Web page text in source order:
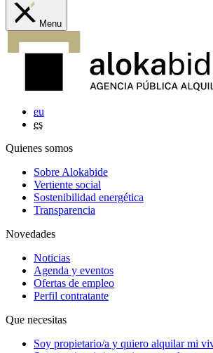
Menu
eu
es
Quienes somos
Sobre Alokabide
Vertiente social
Sostenibilidad energética
Transparencia
Novedades
Noticias
Agenda y eventos
Ofertas de empleo
Perfil contratante
Que necesitas
Soy propietario/a y quiero alquilar mi